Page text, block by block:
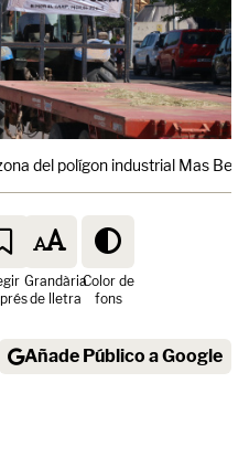
del polígon industrial Mas
Grandària
de lletra
Color de
fons
Añade Público a Google